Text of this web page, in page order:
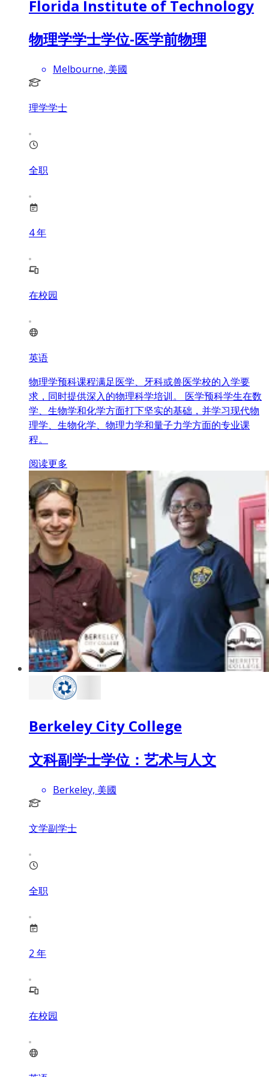
Florida Institute of Technology
物理学学士学位-医学前物理
Melbourne, 美國
理学学士
全职
4年
在校园
英语
物理学预科课程满足医学、牙科或兽医学校的入学要
求，同时提供深入的物理科学培训。 医学预科学生在数
学、生物学和化学方面打下坚实的基础，并学习现代物
理学、生物化学、物理力学和量子力学方面的专业课
程。
阅读更多
Berkeley City College
文科副学士学位：艺术与人文
Berkeley, 美國
文学副学士
全职
2 年
在校园